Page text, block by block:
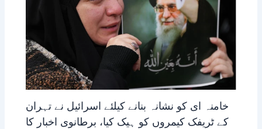
خامنہ ای کو نشانہ بنانے کیلئے اسرائیل نے تہران
کے ٹریفک کیمروں کو ہیک کیا، برطانوی اخبار کا